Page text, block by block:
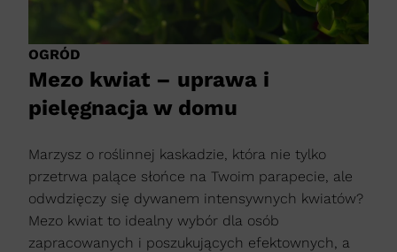
OGRÓD
Mezo kwiat – uprawa i
pielęgnacja w domu
Marzysz o roślinnej kaskadzie, która nie tylko
przetrwa palące słońce na Twoim parapecie, ale
odwdzięczy się dywanem intensywnych kwiatów?
Mezo kwiat to idealny wybór dla osób
zapracowanych i poszukujących efektownych, a